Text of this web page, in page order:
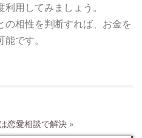
用してみましょう。
相性を判断すれば、お金を
です。
恋愛相談で解決 »